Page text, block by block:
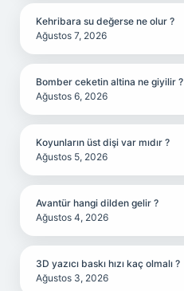
Kehribara su değerse ne olur ?
Ağustos 7, 2026
Bomber ceketin altina ne giyilir ?
Ağustos 6, 2026
Koyunların üst dişi var mıdır ?
Ağustos 5, 2026
Avantür hangi dilden gelir ?
Ağustos 4, 2026
3D yazıcı baskı hızı kaç olmalı ?
Ağustos 3, 2026